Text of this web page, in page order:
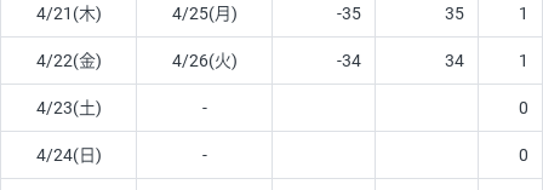
4/21(木) 4/25(月) -35 35 1
4/22(金) 4/26(火) -34 34 1
4/23(土) - 0
4/24(日) - 0